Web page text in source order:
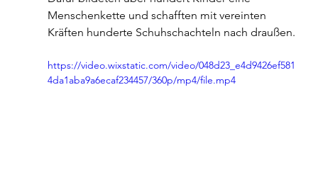
Menschenkette und schafften mit vereinten
Kräften hunderte Schuhschachteln nach draußen.
https://video.wixstatic.com/video/048d23_e4d9426ef581
4da1aba9a6ecaf234457/360p/mp4/file.mp4